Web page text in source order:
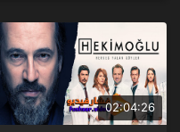
02:04:26